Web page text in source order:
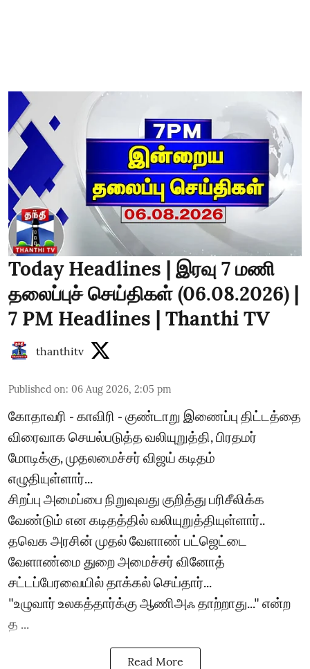
Today Headlines | இரவு 7 மணி
தலைப்புச் செய்திகள் (06.08.2026) |
7 PM Headlines | Thanthi TV
thanthitv
Published on: 06 Aug 2026, 2:05 pm
கோதாவரி - காவிரி - குண்டாறு இணைப்பு திட்டத்தை
விரைவாக செயல்படுத்த வலியுறுத்தி, பிரதமர்
மோடிக்கு, முதலமைச்சர் விஜய் கடிதம்
எழுதியுள்ளார்...
சிறப்பு அமைப்பை நிறுவுவது குறித்து பரிசீலிக்க
வேண்டும் என கடிதத்தில் வலியுறுத்தியுள்ளார்..
தவெக அரசின் முதல் வேளாண் பட்ஜெட்டை
வேளாண்மை துறை அமைச்சர் வினோத்
சட்டப்பேரவையில் தாக்கல் செய்தார்...
"உழுவார் உலகத்தார்க்கு ஆணிஅஃ தாற்றாது..." என்ற
த ...
Read More